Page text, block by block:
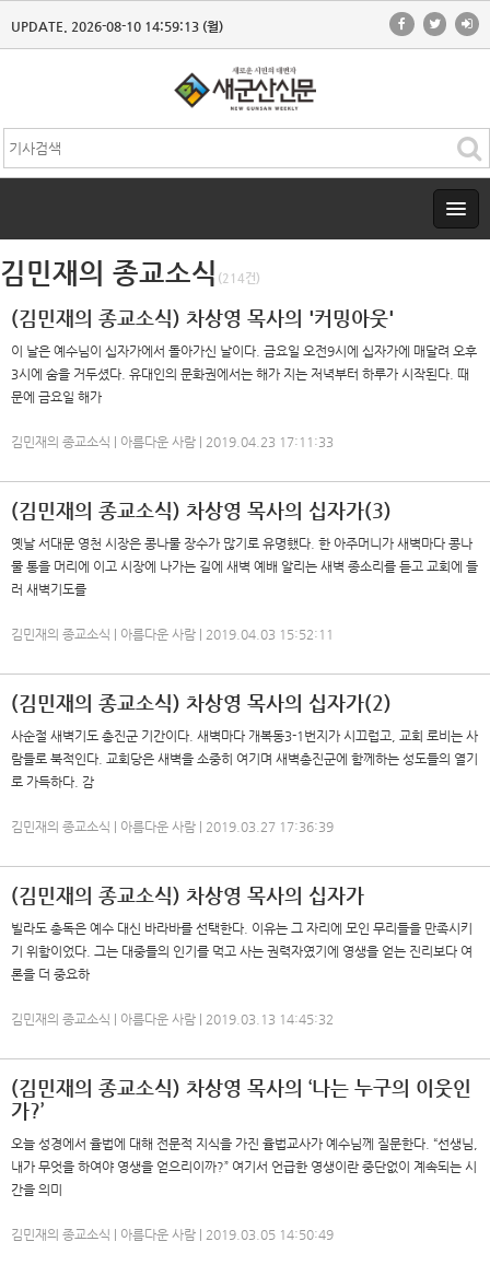
UPDATE. 2026-08-10 14:59:13 (월)
김민재의 종교소식 (214건)
(김민재의 종교소식) 차상영 목사의 '커밍아웃'
이 날은 예수님이 십자가에서 돌아가신 날이다. 금요일 오전9시에 십자가에 매달려 오후
3시에 숨을 거두셨다. 유대인의 문화권에서는 해가 지는 저녁부터 하루가 시작된다. 때
문에 금요일 해가
김민재의 종교소식 | 아름다운 사람 | 2019.04.23 17:11:33
(김민재의 종교소식) 차상영 목사의 십자가(3)
옛날 서대문 영천 시장은 콩나물 장수가 많기로 유명했다. 한 아주머니가 새벽마다 콩나
물 통을 머리에 이고 시장에 나가는 길에 새벽 예배 알리는 새벽 종소리를 듣고 교회에 들
러 새벽기도를
김민재의 종교소식 | 아름다운 사람 | 2019.04.03 15:52:11
(김민재의 종교소식) 차상영 목사의 십자가(2)
사순절 새벽기도 총진군 기간이다. 새벽마다 개복동3-1번지가 시끄럽고, 교회 로비는 사
람들로 북적인다. 교회당은 새벽을 소중히 여기며 새벽총진군에 함께하는 성도들의 열기
로 가득하다. 감
김민재의 종교소식 | 아름다운 사람 | 2019.03.27 17:36:39
(김민재의 종교소식) 차상영 목사의 십자가
빌라도 총독은 예수 대신 바라바를 선택한다. 이유는 그 자리에 모인 무리들을 만족시키
기 위함이었다. 그는 대중들의 인기를 먹고 사는 권력자였기에 영생을 얻는 진리보다 여
론을 더 중요하
김민재의 종교소식 | 아름다운 사람 | 2019.03.13 14:45:32
(김민재의 종교소식) 차상영 목사의 ‘나는 누구의 이웃인
가?’
오늘 성경에서 율법에 대해 전문적 지식을 가진 율법교사가 예수님께 질문한다. “선생님,
내가 무엇을 하여야 영생을 얻으리이까?” 여기서 언급한 영생이란 중단없이 계속되는 시
간을 의미
김민재의 종교소식 | 아름다운 사람 | 2019.03.05 14:50:49